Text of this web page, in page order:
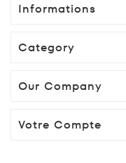
Informations
Category
Our Company
Votre Compte